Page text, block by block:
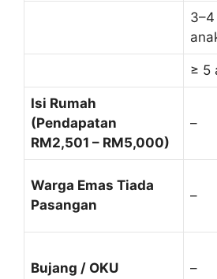
3–4
≥ 5
Isi Rumah
(Pendapatan
RM2,501 – RM5,000)
–
Warga Emas Tiada
Pasangan
–
Bujang / OKU –